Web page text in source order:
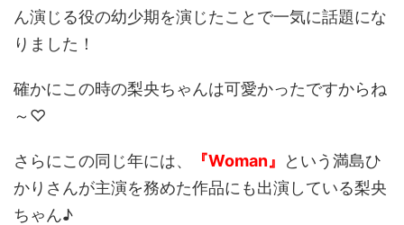
ん演じる役の幼少期を演じたことで一気に話題にな
りました！
確かにこの時の梨央ちゃんは可愛かったですからね
～♡
さらにこの同じ年には、 『Woman』
という満島ひ
かりさんが主演を務めた作品にも出演している梨央
ちゃん♪